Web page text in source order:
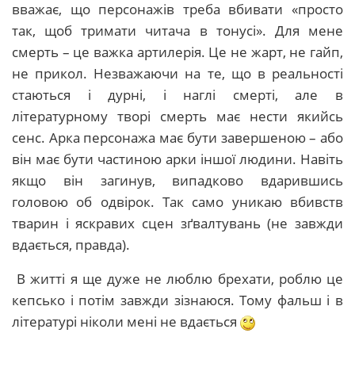
вважає, що персонажів треба вбивати «просто
так, щоб тримати читача в тонусі». Для мене
смерть – це важка артилерія. Це не жарт, не гайп,
не прикол. Незважаючи на те, що в реальності
стаються і дурні, і наглі смерті, але в
літературному творі смерть має нести якийсь
сенс. Арка персонажа має бути завершеною – або
він має бути частиною арки іншої людини. Навіть
якщо він загинув, випадково вдарившись
головою об одвірок. Так само уникаю вбивств
тварин і яскравих сцен зґвалтувань (не завжди
вдається, правда).
В житті я ще дуже не люблю брехати, роблю це
кепсько і потім завжди зізнаюся. Тому фальш і в
літературі ніколи мені не вдається